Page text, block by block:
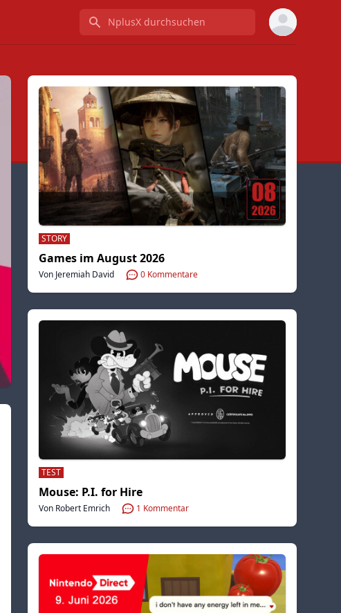
NplusX durchsuchen
STORY
Games im August 2026
Von Jeremiah David 0 Kommentare
TEST
Mouse: P.I. for Hire
Von Robert Emrich 1 Kommentar